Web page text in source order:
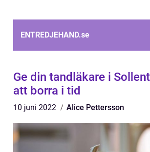
ENTREDJEHAND.se
Ge din tandläkare i
att borra i tid
10 juni 2022 Alice Pettersson